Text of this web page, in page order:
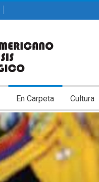
En Carpeta Cultura